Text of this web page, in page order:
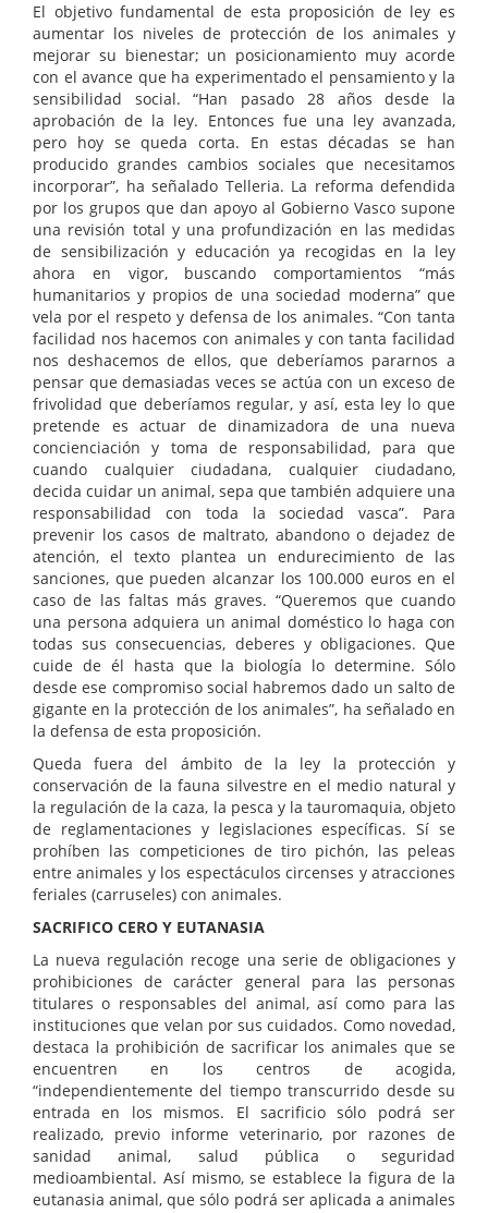
El objetivo fundamental de esta proposición de ley es
aumentar los niveles de protección de los animales y
mejorar su bienestar; un posicionamiento muy acorde
con el avance que ha experimentado el pensamiento y la
sensibilidad social. “Han pasado 28 años desde la
aprobación de la ley. Entonces fue una ley avanzada,
pero hoy se queda corta. En estas décadas se han
producido grandes cambios sociales que necesitamos
incorporar”, ha señalado Telleria. La reforma defendida
por los grupos que dan apoyo al Gobierno Vasco supone
una revisión total y una profundización en las medidas
de sensibilización y educación ya recogidas en la ley
ahora en vigor, buscando comportamientos “más
humanitarios y propios de una sociedad moderna” que
vela por el respeto y defensa de los animales. “Con tanta
facilidad nos hacemos con animales y con tanta facilidad
nos deshacemos de ellos, que deberíamos pararnos a
pensar que demasiadas veces se actúa con un exceso de
frivolidad que deberíamos regular, y así, esta ley lo que
pretende es actuar de dinamizadora de una nueva
concienciación y toma de responsabilidad, para que
cuando cualquier ciudadana, cualquier ciudadano,
decida cuidar un animal, sepa que también adquiere una
responsabilidad con toda la sociedad vasca”. Para
prevenir los casos de maltrato, abandono o dejadez de
atención, el texto plantea un endurecimiento de las
sanciones, que pueden alcanzar los 100.000 euros en el
caso de las faltas más graves. “Queremos que cuando
una persona adquiera un animal doméstico lo haga con
todas sus consecuencias, deberes y obligaciones. Que
cuide de él hasta que la biología lo determine. Sólo
desde ese compromiso social habremos dado un salto de
gigante en la protección de los animales”, ha señalado en
la defensa de esta proposición.
Queda fuera del ámbito de la ley la protección y
conservación de la fauna silvestre en el medio natural y
la regulación de la caza, la pesca y la tauromaquia, objeto
de reglamentaciones y legislaciones específicas. Sí se
prohíben las competiciones de tiro pichón, las peleas
entre animales y los espectáculos circenses y atracciones
feriales (carruseles) con animales.
SACRIFICO CERO Y EUTANASIA
La nueva regulación recoge una serie de obligaciones y
prohibiciones de carácter general para las personas
titulares o responsables del animal, así como para las
instituciones que velan por sus cuidados. Como novedad,
destaca la prohibición de sacrificar los animales que se
encuentren en los centros de acogida,
“independientemente del tiempo transcurrido desde su
entrada en los mismos. El sacrificio sólo podrá ser
realizado, previo informe veterinario, por razones de
sanidad animal, salud pública o seguridad
medioambiental. Así mismo, se establece la figura de la
eutanasia animal, que sólo podrá ser aplicada a animales